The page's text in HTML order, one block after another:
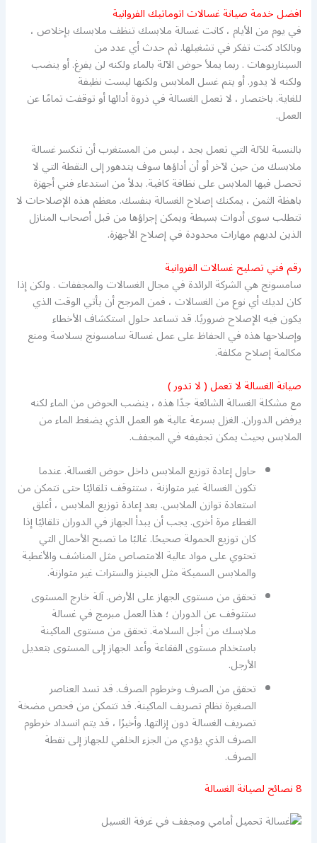
افضل خدمة صيانة غسالات اتوماتيك الفروانية
في يوم من الأيام ، كانت غسالة ملابسك تنظف ملابسك بإخلاص ،
وبالكاد كنت تفكر في تشغيلها. ثم حدث أي عدد من
السيناريوهات . ربما يملأ حوض الآلة بالماء ولكنه لن يفرغ. أو ينضب
ولكنه لا يدور. أو يتم غسل الملابس ولكنها ليست نظيفة
للغاية. باختصار ، لا تعمل الغسالة في ذروة أدائها أو توقفت تمامًا عن
العمل.
بالنسبة للآلة التي تعمل بجد ، ليس من المستغرب أن تنكسر غسالة
ملابسك من حين لآخر أو أن أداؤها سوف يتدهور إلى النقطة التي لا
تحصل فيها الملابس على نظافة كافية. بدلاً من استدعاء فني أجهزة
باهظة الثمن ، يمكنك إصلاح الغسالة بنفسك. معظم هذه الإصلاحات لا
تتطلب سوى أدوات بسيطة ويمكن إجراؤها من قبل أصحاب المنازل
الذين لديهم مهارات محدودة في إصلاح الأجهزة.
رقم فني تصليح غسالات الفروانية
سامسونج هي الشركة الرائدة في مجال الغسالات والمجففات . ولكن إذا
كان لديك أي نوع من الغسالات ، فمن المرجح أن يأتي الوقت الذي
يكون فيه الإصلاح ضروريًا. قد تساعد حلول استكشاف الأخطاء
وإصلاحها هذه في الحفاظ على عمل غسالة سامسونج بسلاسة ومنع
مكالمة إصلاح مكلفة.
صيانة الغسالة لا تعمل ( لا تدور )
مع مشكلة الغسالة الشائعة جدًا هذه ، ينضب الحوض من الماء لكنه
يرفض الدوران. الغزل بسرعة عالية هو العمل الذي يضغط الماء من
الملابس بحيث يمكن تجفيفه في المجفف.
حاول إعادة توزيع الملابس داخل حوض الغسالة. عندما
تكون الغسالة غير متوازنة ، ستتوقف تلقائيًا حتى تتمكن من
استعادة توازن الملابس. بعد إعادة توزيع الملابس ، أغلق
الغطاء مرة أخرى. يجب أن يبدأ الجهاز في الدوران تلقائيًا إذا
كان توزيع الحمولة صحيحًا. غالبًا ما تصبح الأحمال التي
تحتوي على مواد عالية الامتصاص مثل المناشف والأغطية
والملابس السميكة مثل الجينز والسترات غير متوازنة.
تحقق من مستوى الجهاز على الأرض. آلة خارج المستوى
ستتوقف عن الدوران ؛ هذا العمل مبرمج في غسالة
ملابسك من أجل السلامة. تحقق من مستوى الماكينة
باستخدام مستوى الفقاعة وأعد الجهاز إلى المستوى بتعديل
الأرجل.
تحقق من الصرف وخرطوم الصرف. قد تسد العناصر
الصغيرة نظام تصريف الماكينة. قد تتمكن من فحص مضخة
تصريف الغسالة دون إزالتها. وأخيرًا ، قد يتم انسداد خرطوم
الصرف الذي يؤدي من الجزء الخلفي للجهاز إلى نقطة
الصرف.
8 نصائح لصيانة الغسالة